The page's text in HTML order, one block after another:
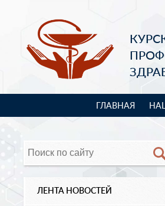
ГЛАВНАЯ
ЛЕНТА НОВОСТЕЙ